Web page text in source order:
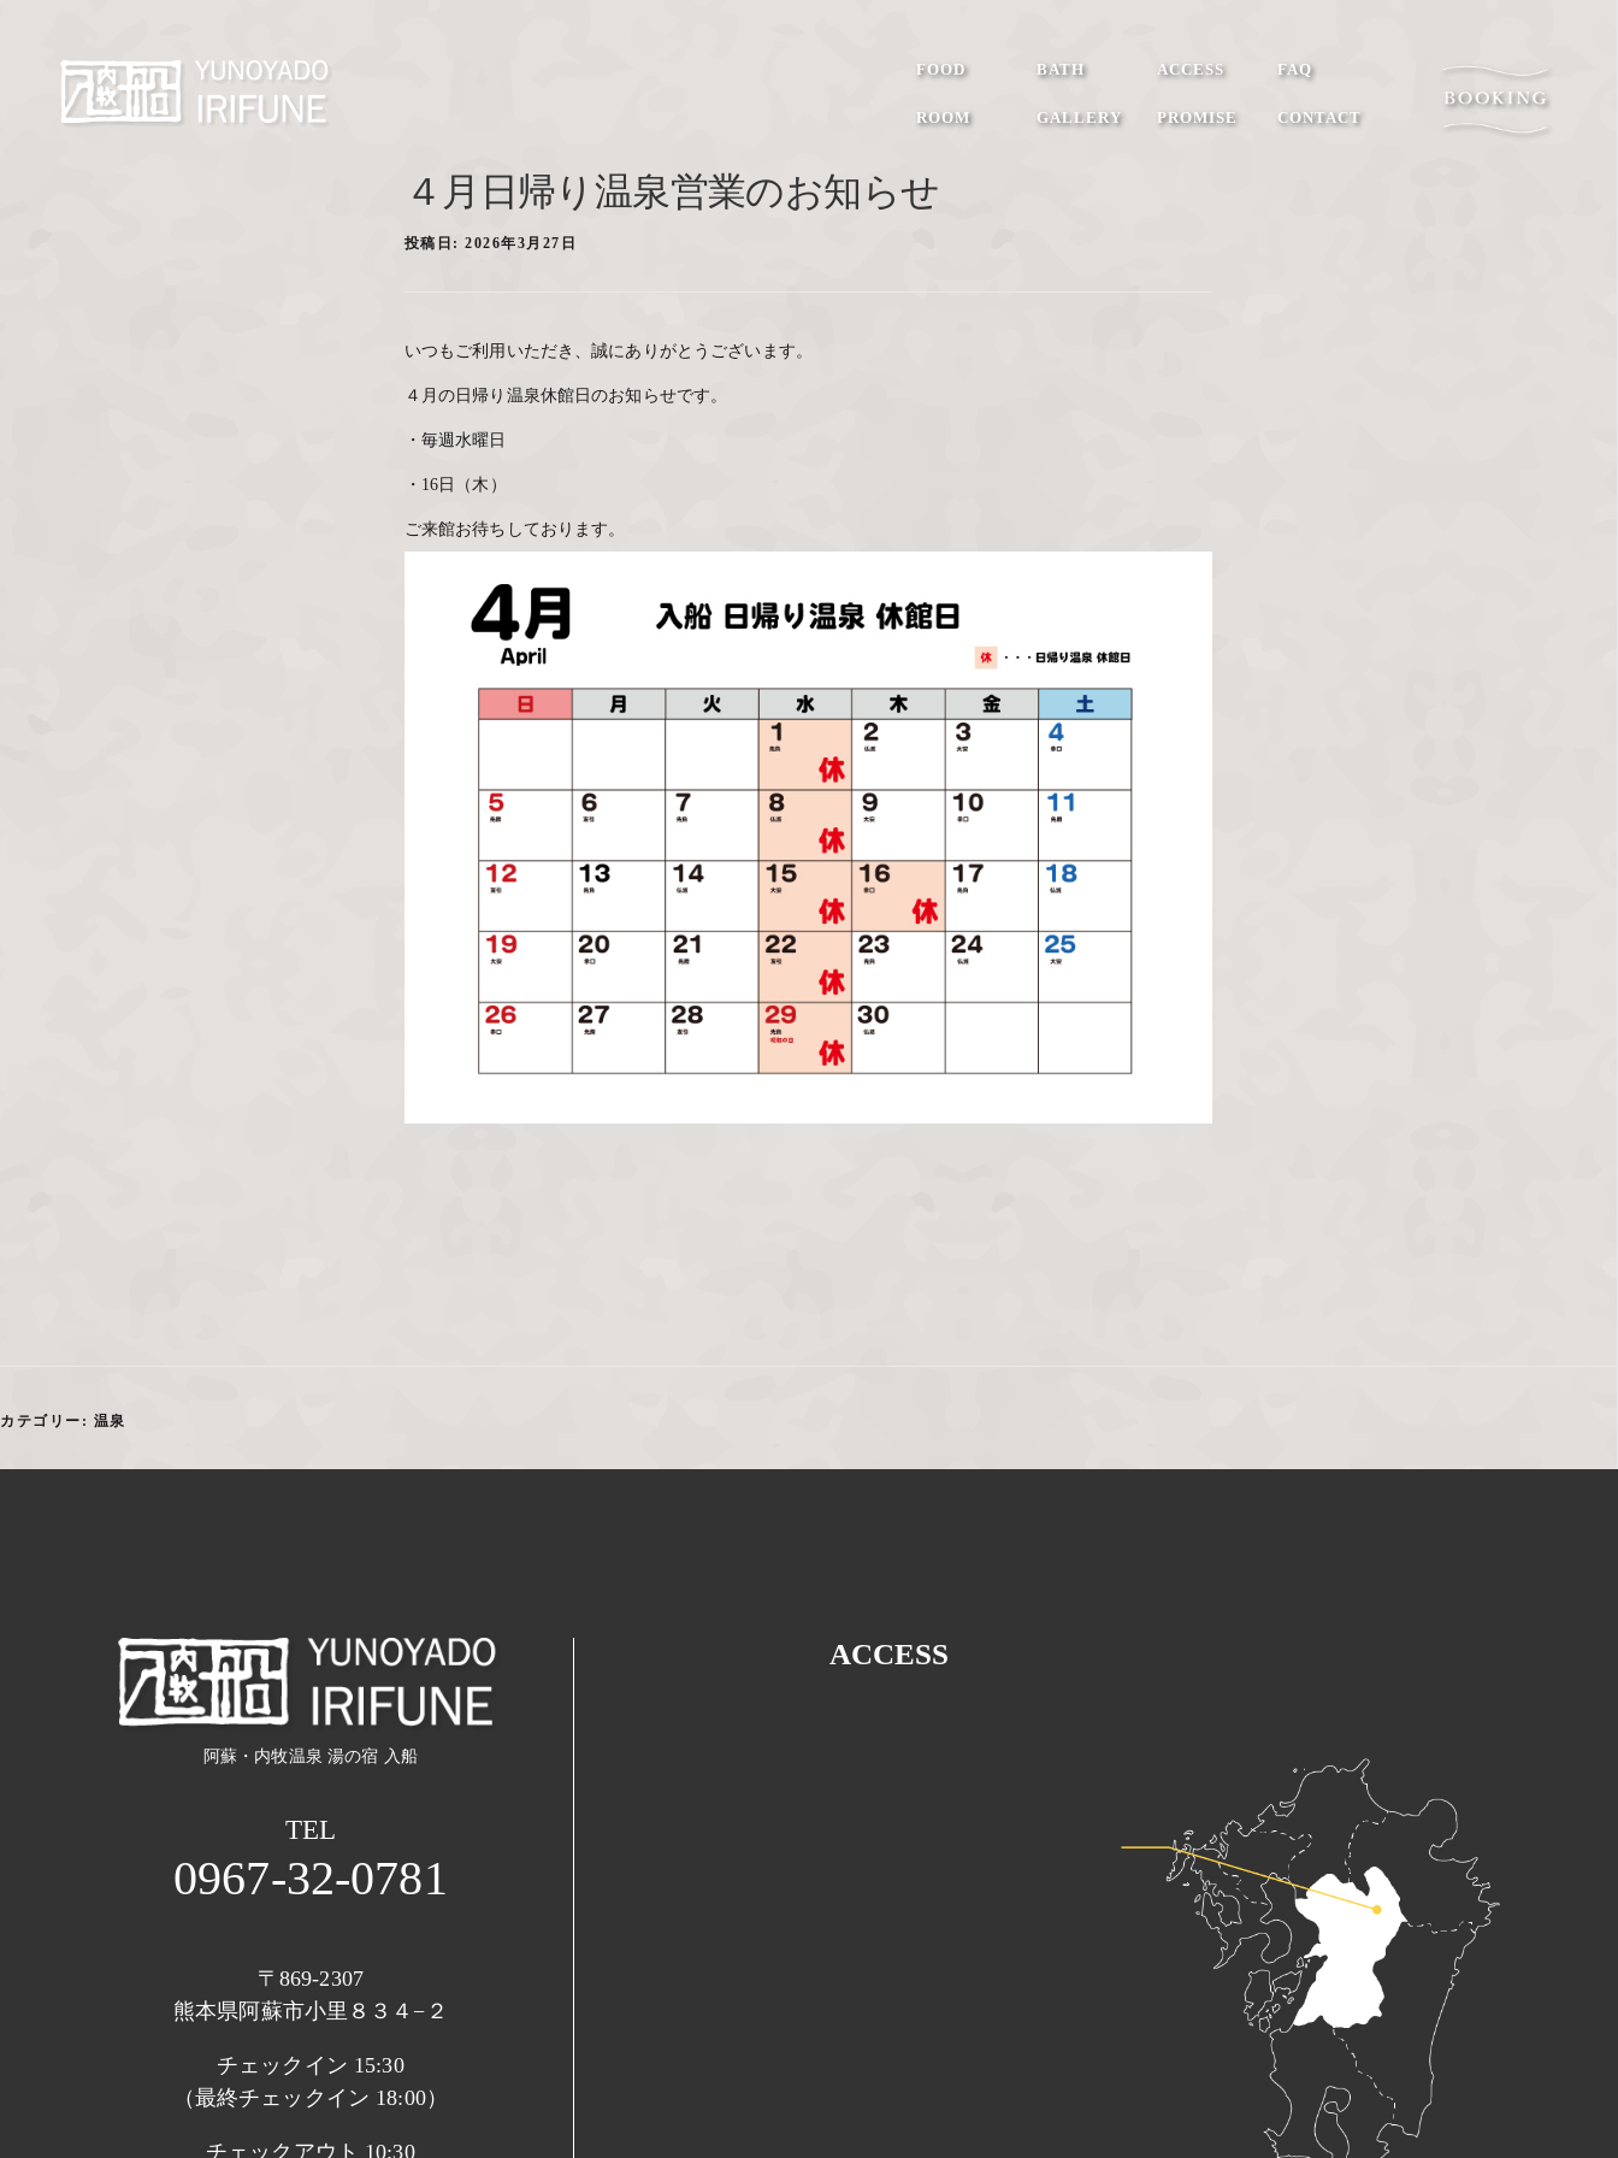
FOOD BATH ACCESS FAQ
ROOM GALLERY PROMISE CONTACT
４月日帰り温泉営業のお知らせ
投稿日:2026年3月27日
いつもご利用いただき、誠にありがとうございます。
４月の日帰り温泉休館日のお知らせです。
・毎週水曜日
・16日（木）
ご来館お待ちしております。
カテゴリー: 温泉
阿蘇・内牧温泉 湯の宿 入船
TEL
0967-32-0781
〒869-2307
熊本県阿蘇市小里８３４−２
チェックイン 15:30
（最終チェックイン 18:00）
チェックアウト 10:30
ACCESS